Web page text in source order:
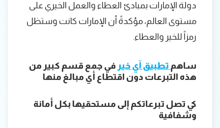
دولة الإمارات بمبادئ العطاء والعمل الخيري على
مستوى العالم، مؤكدةً أن الإمارات كانت وستظل
رمزاً للخير والعطاء.
ساهم تطبيق آي خير في جمع قسم كبير من
هذه التبرعات دون اقتطاع أي مبالغ منها
كي تصل تبرعاتكم إلى مستحقيها بكل أمانة
وشفافية